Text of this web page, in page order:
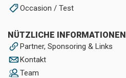
Occasion / Test
NÜTZLICHE INFORMATIONEN
Partner, Sponsoring & Links
Kontakt
Team